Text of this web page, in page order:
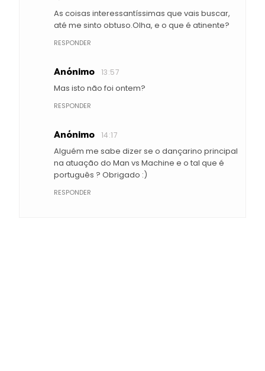
As coisas interessantíssimas que vais buscar,
até me sinto obtuso.Olha, e o que é atinente?
RESPONDER
Anónimo 13:57
Mas isto não foi ontem?
RESPONDER
Anónimo 14:17
Alguém me sabe dizer se o dançarino principal
na atuação do Man vs Machine e o tal que é
português ? Obrigado :)
RESPONDER